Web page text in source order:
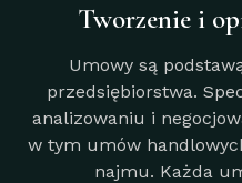
Tworzenie i
Umowy są
przedsiębiorstwa.
analizowaniu i
w tym umów
najmu. Każda